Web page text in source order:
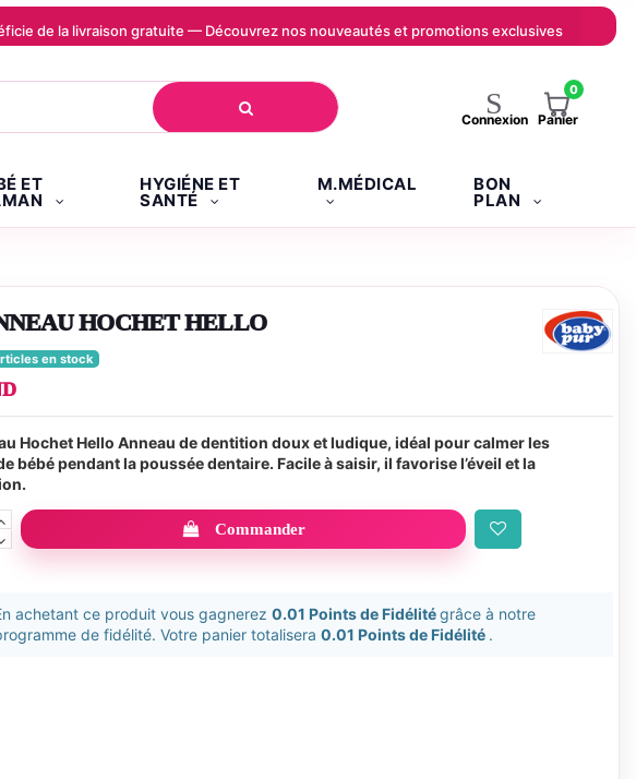
de la livraison gratuite — Découvrez nos nouveautés et promotions exclusives
Connexion
0
Panier
ET HYGIÉNE ET
SANTÉ
M.MÉDICAL BON
PLAN
HOCHET HELLO
en stock
Hochet Hello Anneau de dentition doux et ludique, idéal pour calmer les
bébé pendant la poussée dentaire. Facile à saisir, il favorise l’éveil et la
Commander
achetant ce produit vous gagnerez 0.01 Points de Fidélitégrâce à notre
de fidélité. Votre panier totalisera 0.01 Points de Fidélité .